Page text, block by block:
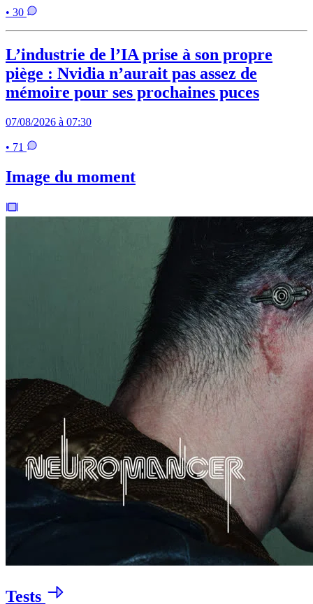
• 30
L’industrie de l’IA prise à son propre
piège : Nvidia n’aurait pas assez de
mémoire pour ses prochaines puces
07/08/2026 à 07:30
• 71
Image du moment
Tests